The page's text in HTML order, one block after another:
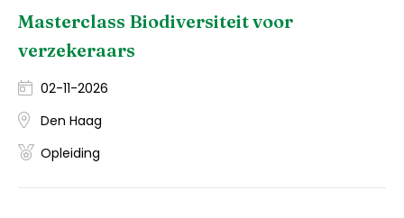
Masterclass Biodiversiteit voor
verzekeraars
02-11-2026
Den Haag
Opleiding